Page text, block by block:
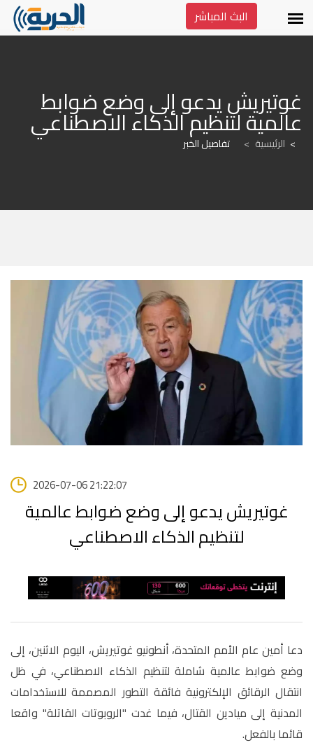
البث المباشر
عالمية لتنظيم الذكاء الاصطناعي
الرئيسية > تفاصيل الخبر
2026-07-06 21:22:07
غوتيريش يدعو إلى وضع ضوابط عالمية
لتنظيم الذكاء الاصطناعي
دعا أمين عام الأمم المتحدة، أنطونيو غوتيريش، اليوم الاثنين، إلى
وضع ضوابط عالمية شاملة لتنظيم الذكاء الاصطناعي، في ظل
انتقال الرقائق الإلكترونية فائقة التطور المصممة للاستخدامات
المدنية إلى ميادين القتال، فيما غدت "الروبوتات القاتلة" واقعا
قائما بالفعل.